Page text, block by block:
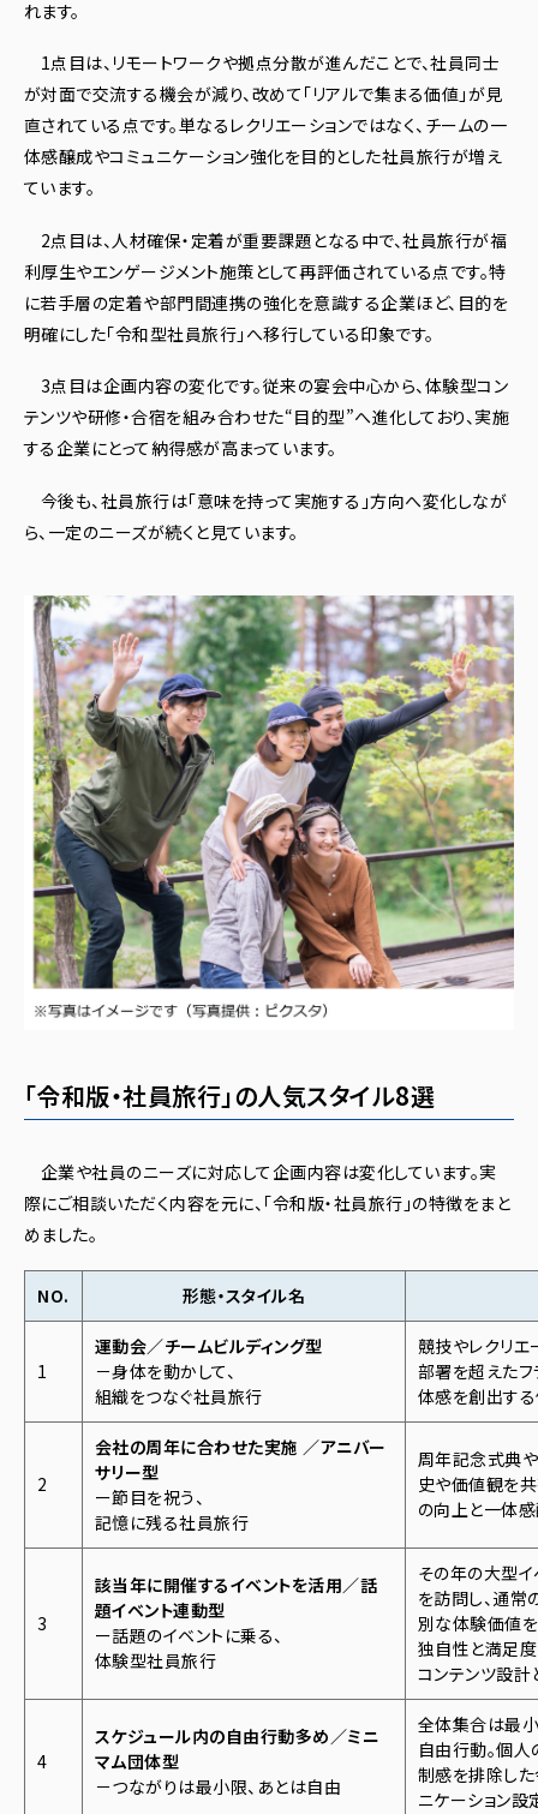
れます。
1点目は、リモートワークや拠点分散が進んだことで、社員同士
が対面で交流する機会が減り、改めて「リアルで集まる価値」が見
直されている点です。単なるレクリエーションではなく、チームの一
体感醸成やコミュニケーション強化を目的とした社員旅行が増え
ています。
2点目は、人材確保・定着が重要課題となる中で、社員旅行が福
利厚生やエンゲージメント施策として再評価されている点です。特
に若手層の定着や部門間連携の強化を意識する企業ほど、目的を
明確にした「令和型社員旅行」へ移行している印象です。
3点目は企画内容の変化です。従来の宴会中心から、体験型コン
テンツや研修・合宿を組み合わせた“目的型”へ進化しており、実施
する企業にとって納得感が高まっています。
今後も、社員旅行は「意味を持って実施する」方向へ変化しなが
ら、一定のニーズが続くと見ています。
「令和版・社員旅行」の人気スタイル8選
企業や社員のニーズに対応して企画内容は変化しています。実
際にご相談いただく内容を元に、「令和版・社員旅行」の特徴をまと
めました。
NO. 形態・スタイル名
1
運動会／チームビルディング型
－身体を動かして、
組織をつなぐ社員旅行
競技やレクリエ
部署を超えた
体感を創出する
2
会社の周年に合わせた実施 ／アニバー
サリー型
ー節目を祝う、
記憶に残る社員旅行
周年記念式典
史や価値観を共
の向上と一体
3
該当年に開催するイベントを活用／話
題イベント連動型
ー話題のイベントに乗る、
体験型社員旅行
その年の大型イ
を訪問し、通
別な体験価値
独自性と満足
コンテンツ設計
4
スケジュール内の自由行動多め／ミニ
マム団体型
－つながりは最小限、あとは自由
全体集合は最
自由行動。個人
制感を排除し
ニケーション設